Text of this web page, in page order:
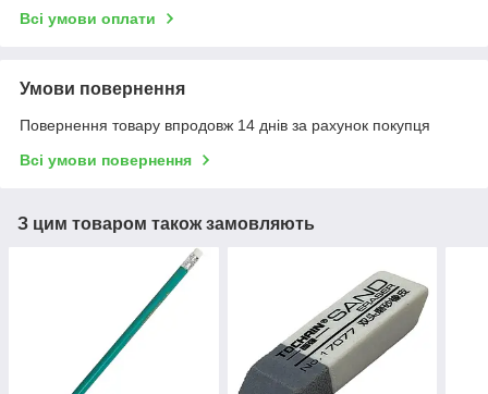
Всі умови оплати
Умови повернення
Повернення товару впродовж 14 днів за рахунок покупця
Всі умови повернення
З цим товаром також замовляють